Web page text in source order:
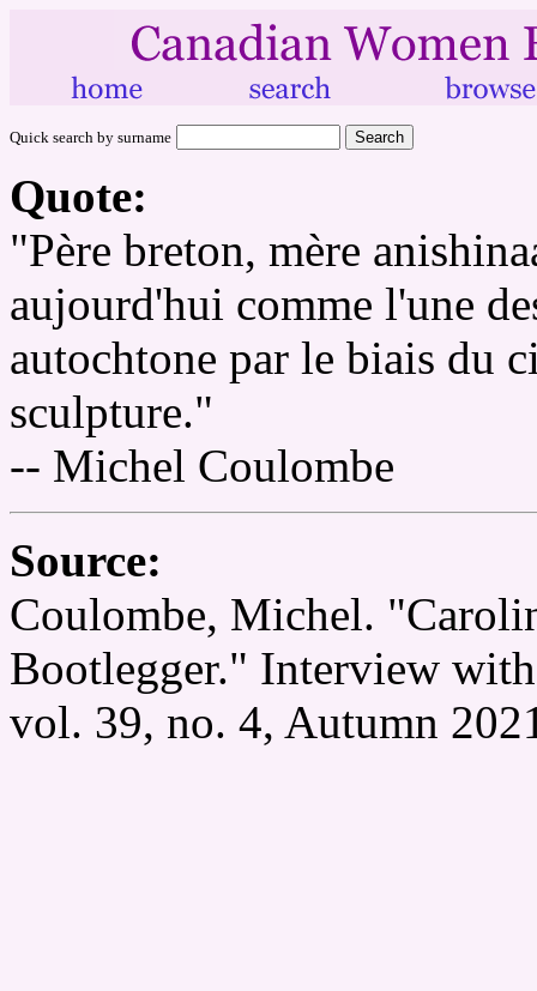
Quick search by surname
Quote:
"Père breton, mère
aujourd'hui comme l'une
autochtone par le biais du
sculpture."
-- Michel Coulombe
Source:
Coulombe, Michel.
Bootlegger." Interview
vol. 39, no. 4, Autumn